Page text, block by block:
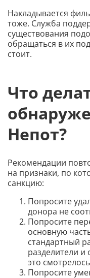
Накладывается
тоже. Служба
существования
обращаться в их
стоит.
Что
Непот?
Рекомендации
на признаки, по
санкцию:
Попросите
донора не
Попросите
основную
стандартный
разделители
это
Попросите